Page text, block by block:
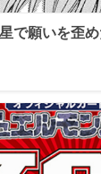
で願いを歪